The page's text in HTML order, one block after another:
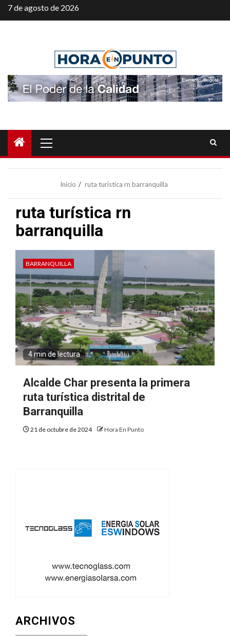
Saltar
al
7 de agosto de 2026
principal
Inicio ruta turística rn barranquilla
ruta turística rn
barranquilla
BARRANQUILLA
4 min de lectura
Alcalde Char presenta la primera
ruta turística distrital de
Barranquilla
21 de octubre de 2024 Hora En Punto
ARCHIVOS